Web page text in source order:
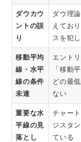
ダウカウ
ントの誤
り
ダウ理
えてお
スを犯
移動平均
線・水平
線の条件
未達
エント
「移動
どの最
ない
重要な水
平線の見
落とし
チャー
ジスタ
ている